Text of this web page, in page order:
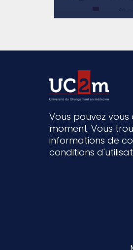
Vous pouvez
moment. Vous
informations de
conditions